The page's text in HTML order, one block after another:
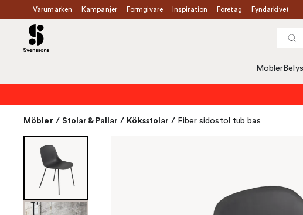
Varumärken Kampanjer Formgivare Inspiration Företag Fyndarkivet
Möbler
Möbler / Stolar & Pallar / Köksstolar / Fiber sidostol tub bas